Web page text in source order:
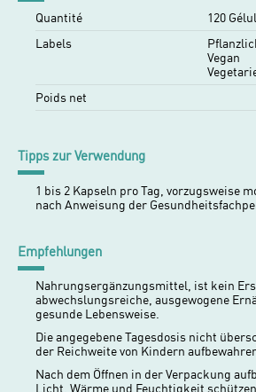
Quantité
120
Labels
Vegan
Poids net
Tipps zur Verwendung
1 bis 2 Kapseln pro Tag, vorzugsweise
nach Anweisung der
Empfehlungen
Nahrungsergänzungsmittel, ist kein
abwechslungsreiche, ausgewogene
gesunde Lebensweise.
Die angegebene Tagesdosis nicht
der Reichweite von Kindern
Nach dem Öffnen in der Verpackung
Licht, Wärme und Feuchtigkeit schützen.